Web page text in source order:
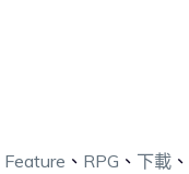
Feature 、 RPG 、 下載、